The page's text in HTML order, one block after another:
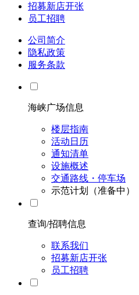
招募新店开张
员工招聘
公司简介
隐私政策
服务条款
海峡广场信息
楼层指南
活动日历
通知清单
设施概述
交通路线・停车场
示范计划（准备中）
查询/招聘信息
联系我们
招募新店开张
员工招聘